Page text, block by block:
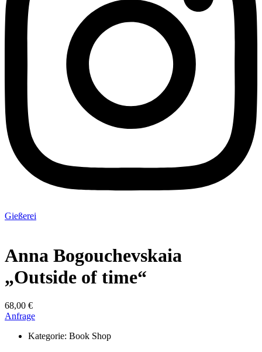
Gießerei
Anna Bogouchevskaia
„Outside of time“
68,00 €
Anfrage
Kategorie: Book Shop